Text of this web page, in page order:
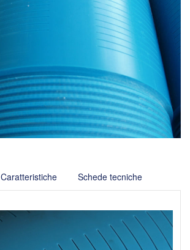
Caratteristiche Schede tecniche